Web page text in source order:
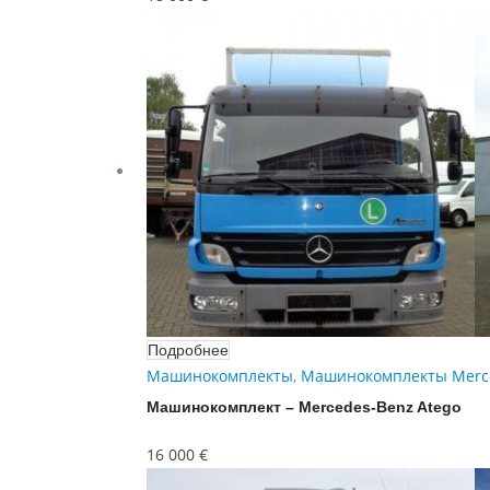
Подробнее
Машинокомплекты, Машинокомплекты
Машинокомплект – Mercedes-Benz Atego
16 000 €